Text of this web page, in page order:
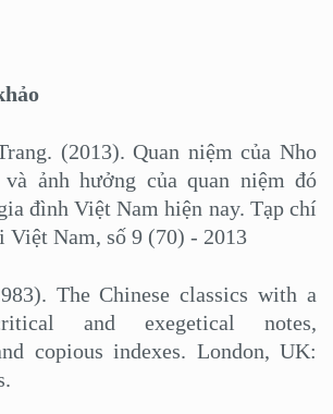
(2013). Quan niệm của Nho
ảnh hưởng của quan niệm đó
đình Việt Nam hiện nay. Tạp chí
Việt Nam, số 9 (70) - 2013
The Chinese classics with a
and exegetical notes,
copious indexes. London, UK: